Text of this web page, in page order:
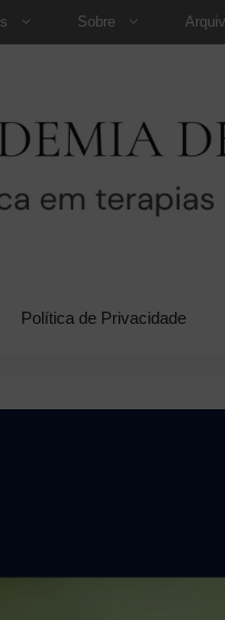
Sobre
Política de Privacidade